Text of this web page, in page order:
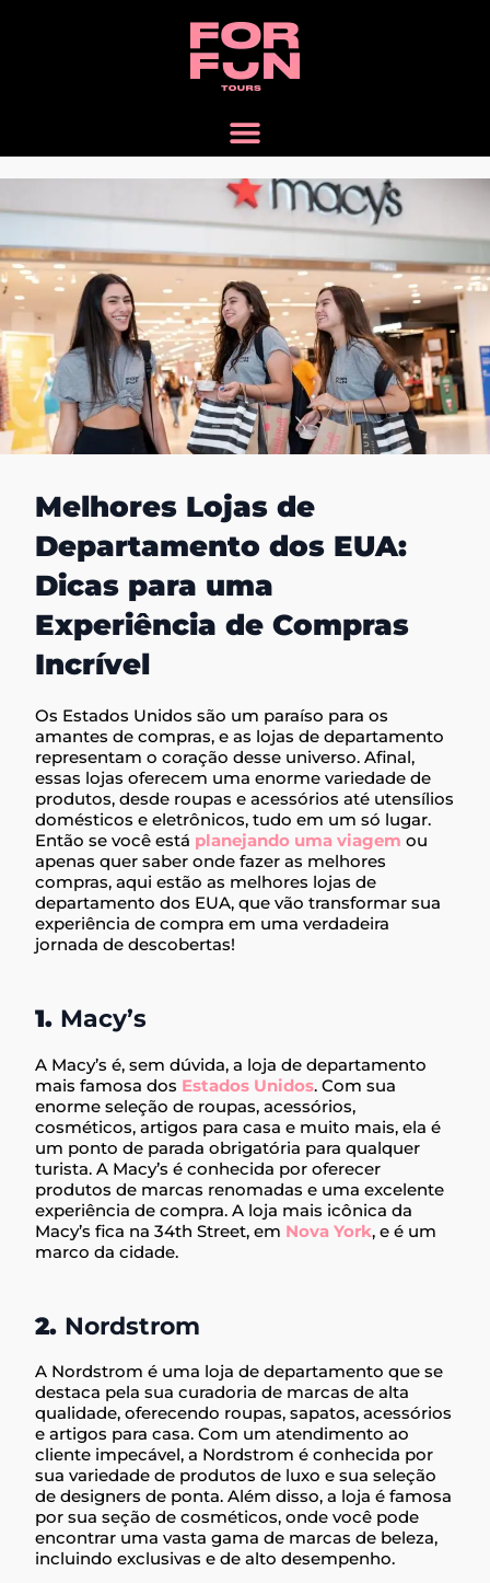
Melhores Lojas de
Departamento dos EUA:
Dicas para uma
Experiência de Compras
Incrível
Os Estados Unidos são um paraíso para os
amantes de compras, e as lojas de departamento
representam o coração desse universo. Afinal,
essas lojas oferecem uma enorme variedade de
produtos, desde roupas e acessórios até utensílios
domésticos e eletrônicos, tudo em um só lugar.
Então se você está planejando uma viagem ou
apenas quer saber onde fazer as melhores
compras, aqui estão as melhores lojas de
departamento dos EUA, que vão transformar sua
experiência de compra em uma verdadeira
jornada de descobertas!
1. Macy’s
A Macy’s é, sem dúvida, a loja de departamento
mais famosa dos Estados Unidos. Com sua
enorme seleção de roupas, acessórios,
cosméticos, artigos para casa e muito mais, ela é
um ponto de parada obrigatória para qualquer
turista. A Macy’s é conhecida por oferecer
produtos de marcas renomadas e uma excelente
experiência de compra. A loja mais icônica da
Macy’s fica na 34th Street, em Nova York, e é um
marco da cidade.
2. Nordstrom
A Nordstrom é uma loja de departamento que se
destaca pela sua curadoria de marcas de alta
qualidade, oferecendo roupas, sapatos, acessórios
e artigos para casa. Com um atendimento ao
cliente impecável, a Nordstrom é conhecida por
sua variedade de produtos de luxo e sua seleção
de designers de ponta. Além disso, a loja é famosa
por sua seção de cosméticos, onde você pode
encontrar uma vasta gama de marcas de beleza,
incluindo exclusivas e de alto desempenho.